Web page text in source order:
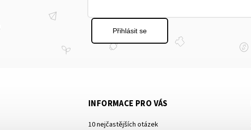
Přihlásit se
INFORMACE PRO VÁS
10 nejčastějších otázek